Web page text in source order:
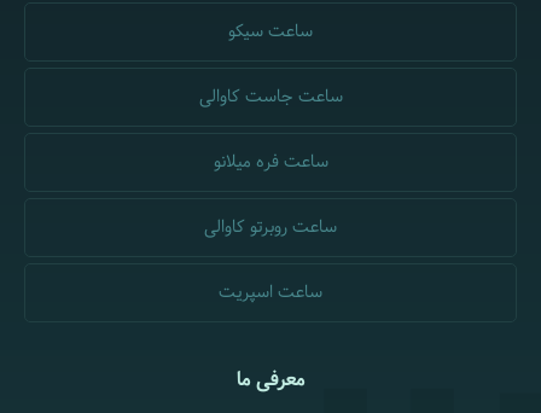
ساعت سیکو
ساعت جاست کاوالی
ساعت فره میلانو
ساعت روبرتو کاوالی
ساعت اسپریت
معرفی ما